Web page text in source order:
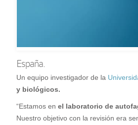
España.
Un equipo investigador de la
y biológicos.
“Estamos en el laboratorio de
Nuestro objetivo con la revisión era